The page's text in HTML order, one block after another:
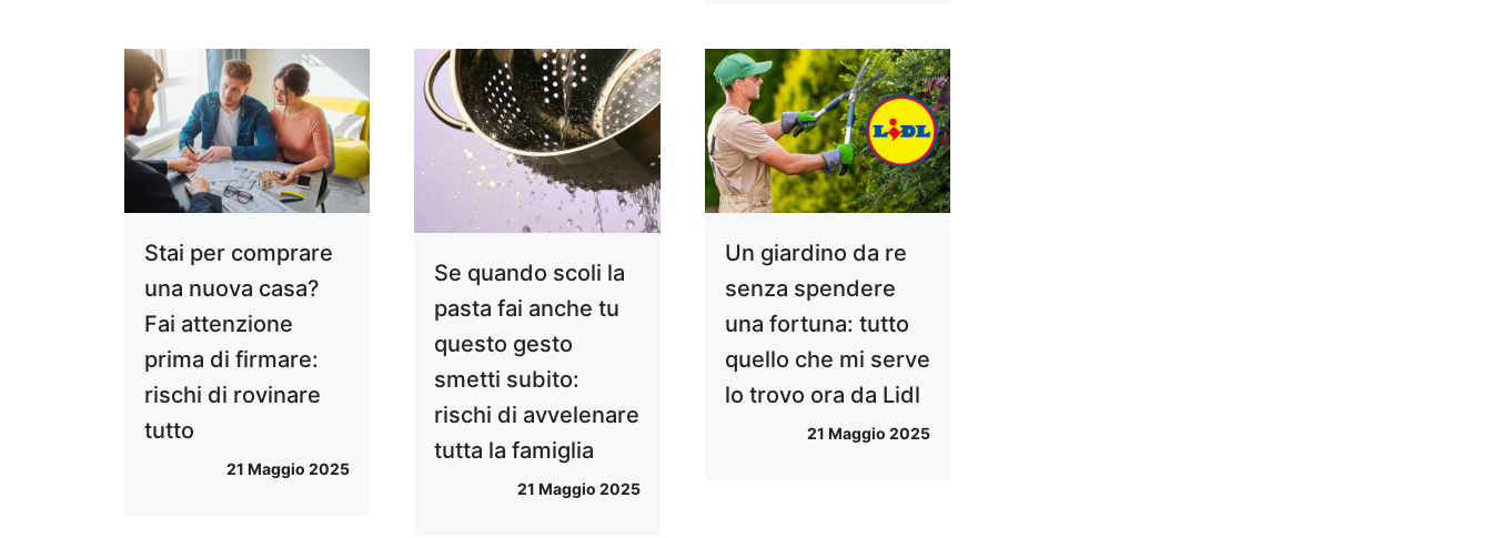
Stai per comprare
una nuova casa?
Fai attenzione
prima di firmare:
rischi di rovinare
tutto
21 Maggio 2025
Se quando scoli la
pasta fai anche tu
questo gesto
smetti subito:
rischi di avvelenare
tutta la famiglia
21 Maggio 2025
Un giardino da re
senza spendere
una fortuna: tutto
quello che mi serve
lo trovo ora da Lidl
21 Maggio 2025